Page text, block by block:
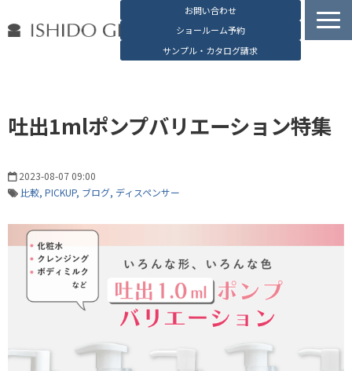
お問い合わせ
ショールーム予約
サンプル・カタログ請求
石堂硝子の特長
お役立ち資料
会社概要
English
吐出1mlポンプバリエーション特集
2023-08-07 09:00
比較 PICKUP ブログ ディスペンサー